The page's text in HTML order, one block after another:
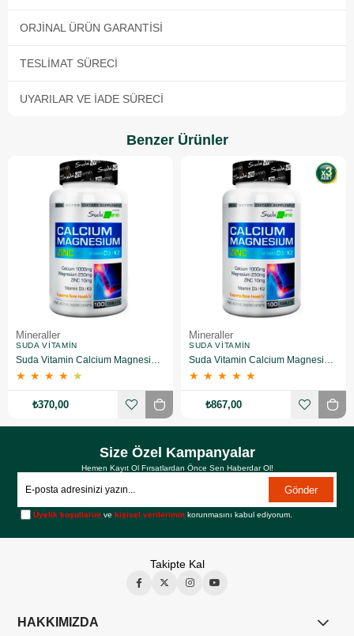
ORJINAL ÜRÜN GARANTISI
TESLIMAT SÜRECI
UYARILAR VE İADE SÜRECI
Benzer Ürünler
Mineraller
SUDA VITAMIN
Suda Vitamin Calcium Magnesium Zinc Plus 100 Tablet
★ ★ ★ ★ ★
₺370,00
Mineraller
SUDA VITAMIN
Suda Vitamin Calcium Magnesium Zinc Plus 100 Tablet 3 Adet
★ ★ ★ ★ ★
₺867,00
Size Özel Kampanyalar
Hemen Kayıt Ol Fırsatlardan Önce Sen Haberdar Ol!
Gönder
Üyelik koşullarını vekişisel verilerimin korunmasını kabul ediyorum.
Takipte Kal
HAKKIMIZDA